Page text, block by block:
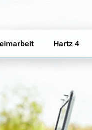
Hartz 4